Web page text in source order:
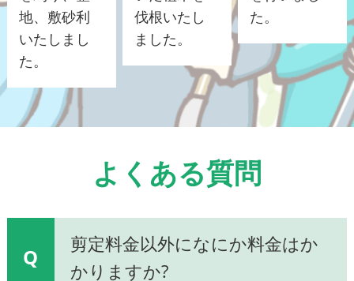
地、敷砂利
いたしまし
た。
伐根いたし
ました。
た。
よくある質問
Q
剪定料金以外になにか料金はか
かりますか?